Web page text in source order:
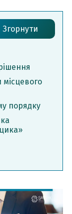
Згорнути
порядку